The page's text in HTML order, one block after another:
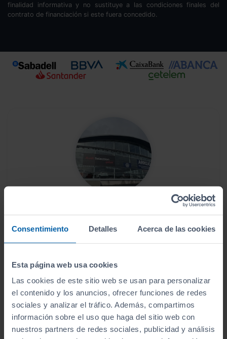
Consentimiento Detalles Acerca de las cookies
Esta página web usa cookies
Las cookies de este sitio web se usan para personalizar
el contenido y los anuncios, ofrecer funciones de redes
sociales y analizar el tráfico. Además, compartimos
información sobre el uso que haga del sitio web con
nuestros partners de redes sociales, publicidad y análisis
finalidad informativa y no sustituye a las condiciones finales del
contrato de financiación si este fuera concedido.
Ver localización y horarios
Ver vehículos del concesionario
¿Estás lejos o no puedes desplazarte?
Pruébalo en cualquiera de nuestras